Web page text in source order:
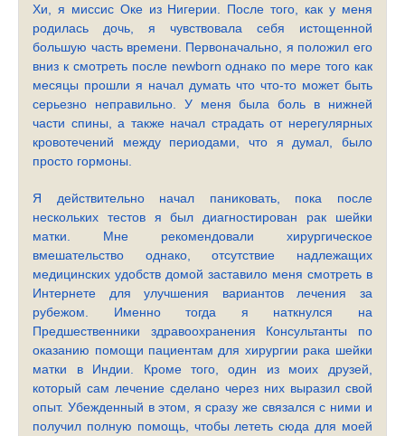
Хи, я миссис Оке из Нигерии. После того, как у меня
родилась дочь, я чувствовала себя истощенной
большую часть времени. Первоначально, я положил его
вниз к смотреть после newborn однако по мере того как
месяцы прошли я начал думать что что-то может быть
серьезно неправильно. У меня была боль в нижней
части спины, а также начал страдать от нерегулярных
кровотечений между периодами, что я думал, было
просто гормоны.
Я действительно начал паниковать, пока после
нескольких тестов я был диагностирован рак шейки
матки. Мне рекомендовали хирургическое
вмешательство однако, отсутствие надлежащих
медицинских удобств домой заставило меня смотреть в
Интернете для улучшения вариантов лечения за
рубежом. Именно тогда я наткнулся на
Предшественники здравоохранения Консультанты по
оказанию помощи пациентам для хирургии рака шейки
матки в Индии. Кроме того, один из моих друзей,
который сам лечение сделано через них выразил свой
опыт. Убежденный в этом, я сразу же связался с ними и
получил полную помощь, чтобы лететь сюда для моей